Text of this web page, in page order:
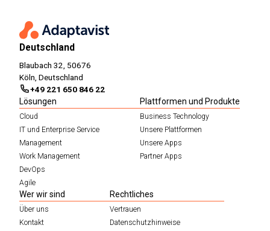
Deutschland
Blaubach 32, 50676
Köln, Deutschland
+49 221 650 846 22
Lösungen
Cloud
IT und Enterprise Service
Management
Work Management
DevOps
Agile
Plattformen und Produkte
Business Technology
Unsere Plattformen
Unsere Apps
Partner Apps
Wer wir sind
Über uns
Kontakt
Rechtliches
Vertrauen
Datenschutzhinweise